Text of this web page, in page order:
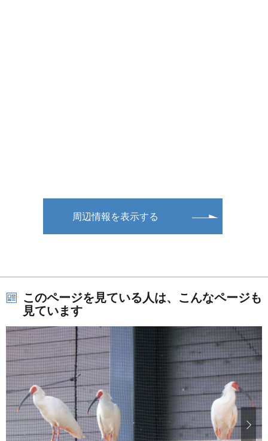
周辺情報を表示する
このページを見ている人は、こんなページも
見ています